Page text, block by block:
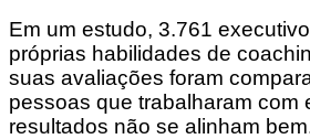
Em um estudo, 3.761
próprias habilidades de
suas avaliações foram
pessoas que trabalharam com
resultados não se alinham